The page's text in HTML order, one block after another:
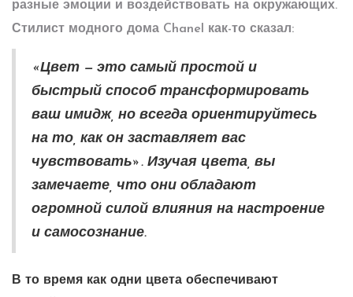
разные эмоции и воздействовать на окружающих.
Стилист модного дома Chanel как-то сказал:
«Цвет — это самый простой и
быстрый способ трансформировать
ваш имидж, но всегда ориентируйтесь
на то, как он заставляет вас
чувствовать». Изучая цвета, вы
замечаете, что они обладают
огромной силой влияния на настроение
и самосознание.
В то время как одни цвета обеспечивают